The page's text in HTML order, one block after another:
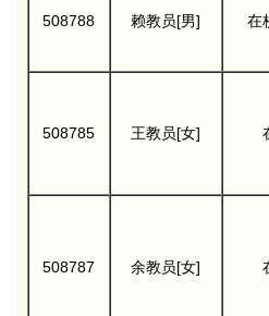
508788 赖教员[男] 在
508785 王教员[女]
508787 余教员[女]